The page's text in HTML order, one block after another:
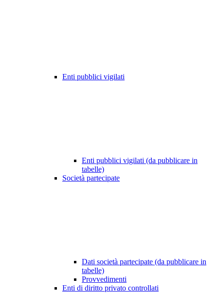
Enti pubblici vigilati
Enti pubblici vigilati (da pubblicare in
tabelle)
Società partecipate
Dati società partecipate (da pubblicare in
tabelle)
Provvedimenti
Enti di diritto privato controllati